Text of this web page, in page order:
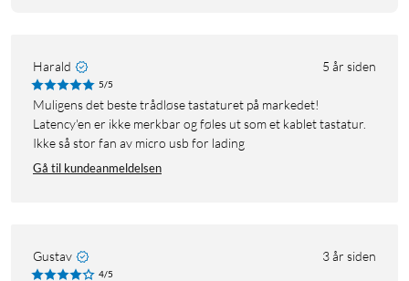
Harald 5 år siden
5/5
Muligens det beste trådløse tastaturet på markedet!
Latency'en er ikke merkbar og føles ut som et kablet tastatur.
Ikke så stor fan av micro usb for lading
Gå til kundeanmeldelsen
Gustav 3 år siden
4/5